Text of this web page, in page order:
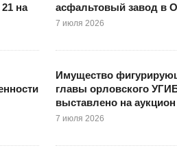
на
асфальтовый завод в
7 июля 2026
Имущество
главы орловского
выставлено на аукцион
7 июля 2026